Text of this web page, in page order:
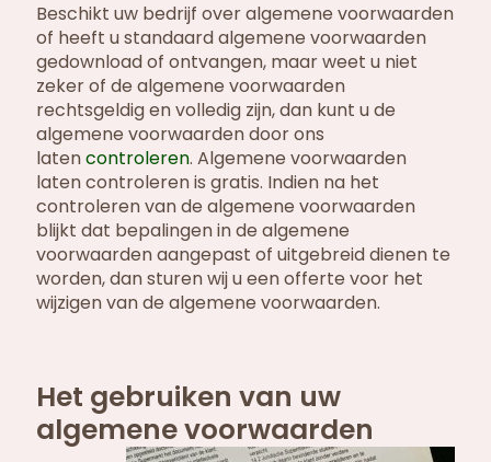
Beschikt uw bedrijf over algemene voorwaarden
of heeft u standaard algemene voorwaarden
gedownload of ontvangen, maar weet u niet
zeker of de algemene voorwaarden
rechtsgeldig en volledig zijn, dan kunt u de
algemene voorwaarden door ons
latencontroleren. Algemene voorwaarden
laten controleren is gratis. Indien na het
controleren van de algemene voorwaarden
blijkt dat bepalingen in de algemene
voorwaarden aangepast of uitgebreid dienen te
worden, dan sturen wij u een offerte voor het
wijzigen van de algemene voorwaarden.
Het gebruiken van uw
algemene voorwaarden